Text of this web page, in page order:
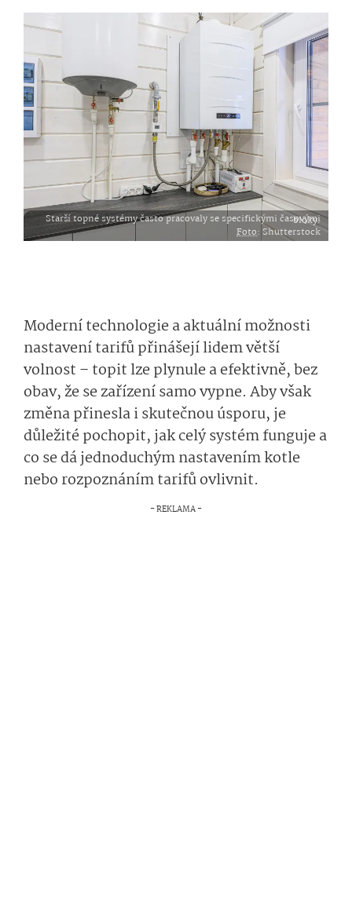
Starší topné systémy často pracovaly se specifickými časovými bloky.
Foto: Shutterstock
Moderní technologie a aktuální možnosti
nastavení tarifů přinášejí lidem větší
volnost – topit lze plynule a efektivně, bez
obav, že se zařízení samo vypne. Aby však
změna přinesla i skutečnou úsporu, je
důležité pochopit, jak celý systém funguje a
co se dá jednoduchým nastavením kotle
nebo rozpoznáním tarifů ovlivnit.